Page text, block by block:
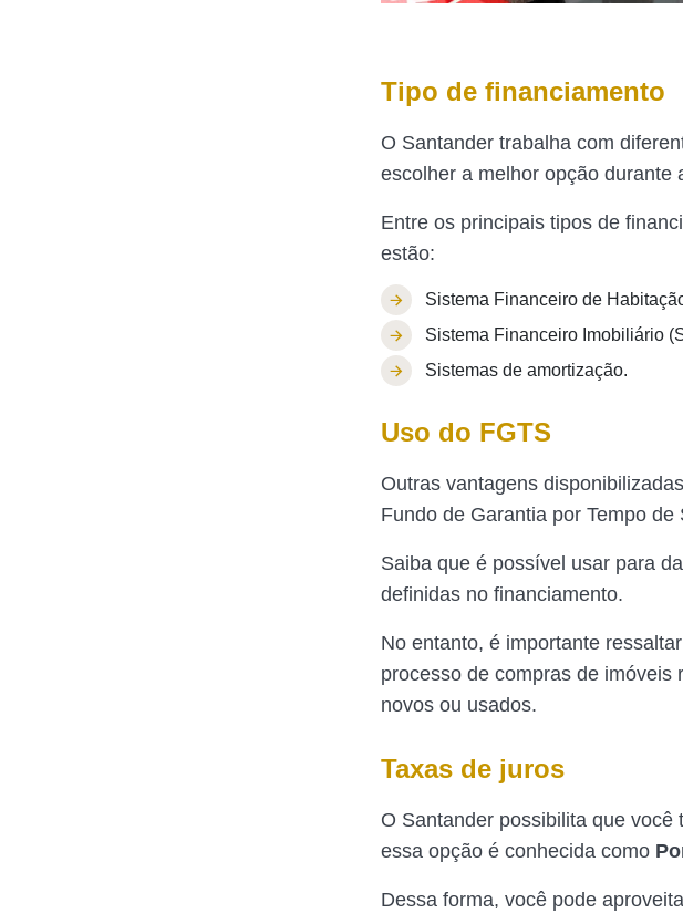
Tipo de financiamento
O Santander trabalha com
escolher a melhor opção durante
Entre os principais tipos de
estão:
Sistema Financeiro de
Sistema Financeiro Imobiliário
Sistemas de amortização.
Uso do FGTS
Outras vantagens
Fundo de Garantia por Tempo
Saiba que é possível usar para
definidas no financiamento.
No entanto, é importante
processo de compras de imóveis
novos ou usados.
Taxas de juros
O Santander possibilita que
essa opção é conhecida como
Dessa forma, você pode